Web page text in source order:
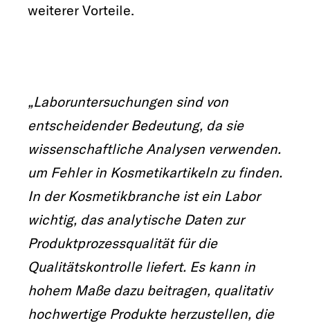
weiterer Vorteile.
„Laboruntersuchungen sind von
entscheidender Bedeutung, da sie
wissenschaftliche Analysen verwenden.
um Fehler in Kosmetikartikeln zu finden.
In der Kosmetikbranche ist ein Labor
wichtig, das analytische Daten zur
Produktprozessqualität für die
Qualitätskontrolle liefert. Es kann in
hohem Maße dazu beitragen, qualitativ
hochwertige Produkte herzustellen, die